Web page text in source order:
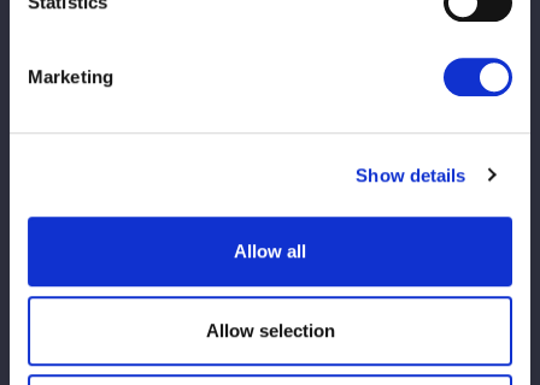
Marketing
Show details
Allow all
Allow selection
グッズのご購入において、VISA、MASTERのカードブランドが
※『ブシロードカード』にも対応しています。詳細は、以下のリ
ブシロードカード特設サイト
⇒重要【観戦規約】